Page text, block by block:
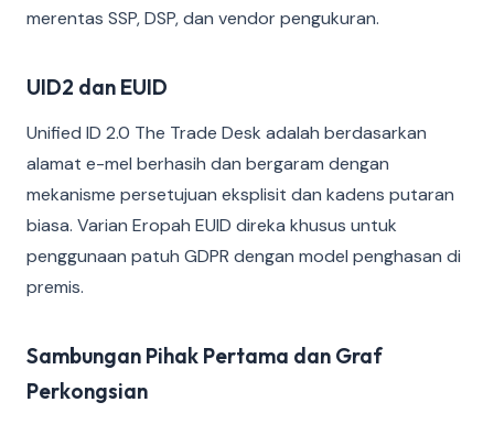
merentas SSP, DSP, dan vendor pengukuran.
UID2 dan EUID
Unified ID 2.0 The Trade Desk adalah berdasarkan
alamat e-mel berhasih dan bergaram dengan
mekanisme persetujuan eksplisit dan kadens putaran
biasa. Varian Eropah EUID direka khusus untuk
penggunaan patuh GDPR dengan model penghasan di
premis.
Sambungan Pihak Pertama dan Graf
Perkongsian